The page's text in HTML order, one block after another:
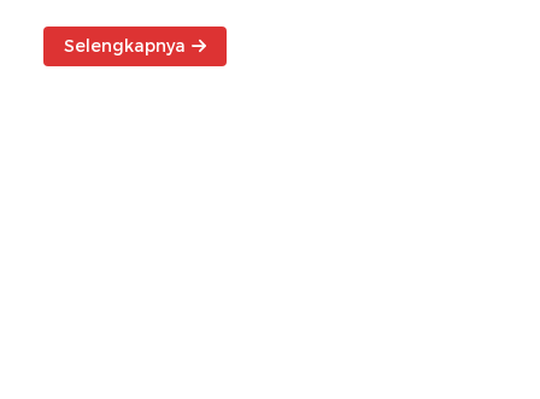
Selengkapnya